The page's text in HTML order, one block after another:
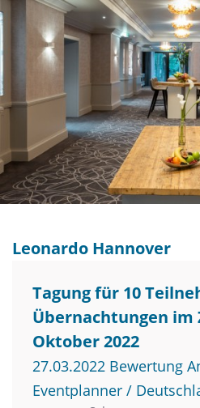
Leonardo Hannover
Tagung für 10
Übernachtungen im
Oktober 2022
27.03.2022 Bewertung
Eventplanner /